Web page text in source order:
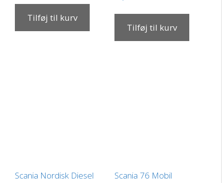
Tilføj til kurv
Tilføj til kurv
Scania Nordisk Diesel Scania 76 Mobil